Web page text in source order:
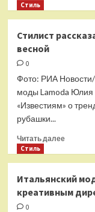
весны-
Стиль
Стилист
весной
0
Фото: РИА
моды Lamoda Юлия
«Известиям» о
рубашки...
Читать далее
о
Стиль
Итальянский
креативным
0